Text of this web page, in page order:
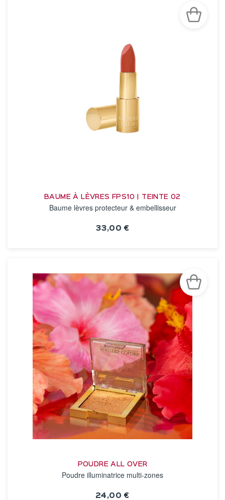
BAUME À LÈVRES FPS10 | TEINTE 02
Baume lèvres protecteur & embellisseur
33,00 €
POUDRE ALL OVER
Poudre illuminatrice multi-zones
24,00 €